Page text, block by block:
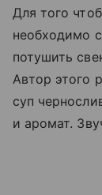
Для того
необходимо
потушить
Автор этого
суп
и аромат.